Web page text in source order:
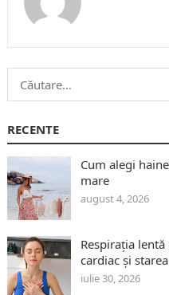
Caută
după:
RECENTE
Cum alegi
mare
august 4, 2026
Respirația
cardiac și
iulie 30, 2026